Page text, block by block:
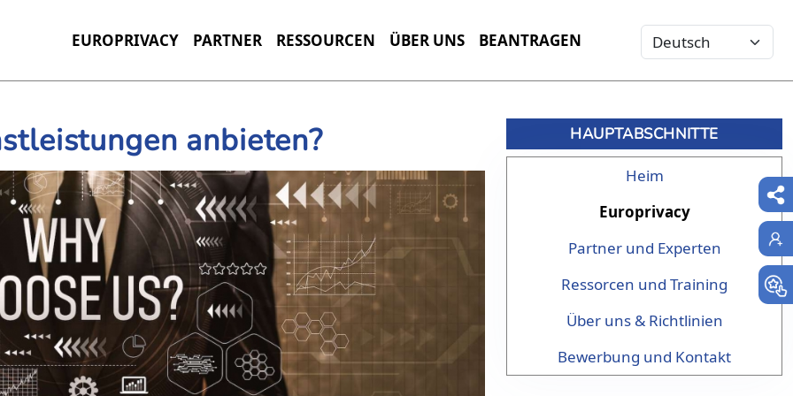
EUROPRIVACY PARTNER RESSOURCEN ÜBER UNS BEANTRAGEN Select your language
anbieten? HAUPTABSCHNITTE
Heim
Europrivacy
Partner und Experten
Ressorcen und Training
Über uns & Richtlinien
Bewerbung und Kontakt